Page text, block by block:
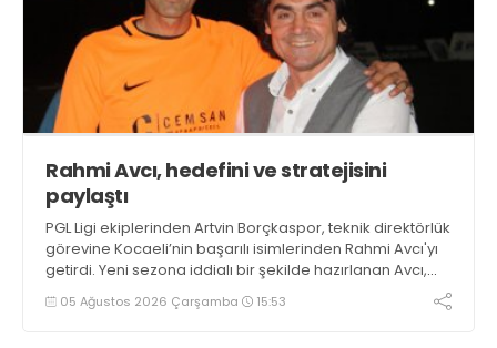
Rahmi Avcı, hedefini ve stratejisini
paylaştı
PGL Ligi ekiplerinden Artvin Borçkaspor, teknik direktörlük
görevine Kocaeli’nin başarılı isimlerinden Rahmi Avcı'yı
getirdi. Yeni sezona iddialı bir şekilde hazırlanan Avcı,
duygularını aktardı.
05 Ağustos 2026 Çarşamba 15:53